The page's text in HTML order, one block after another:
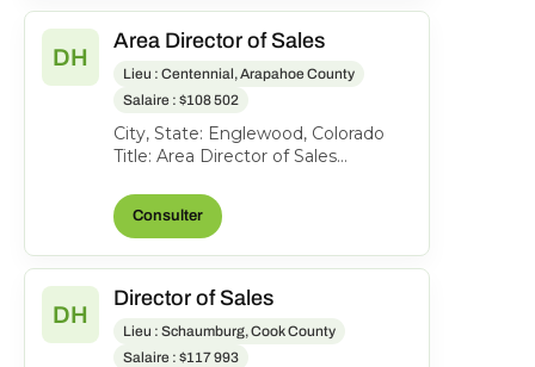
DH
Area Director of Sales
Lieu : Centennial, Arapahoe County
Salaire : $108 502
City, State: Englewood, Colorado
Title: Area Director of Sales
Exempt Status: F ull-time...
Consulter
DH
Director of Sales
Lieu : Schaumburg, Cook County
Salaire : $117 993